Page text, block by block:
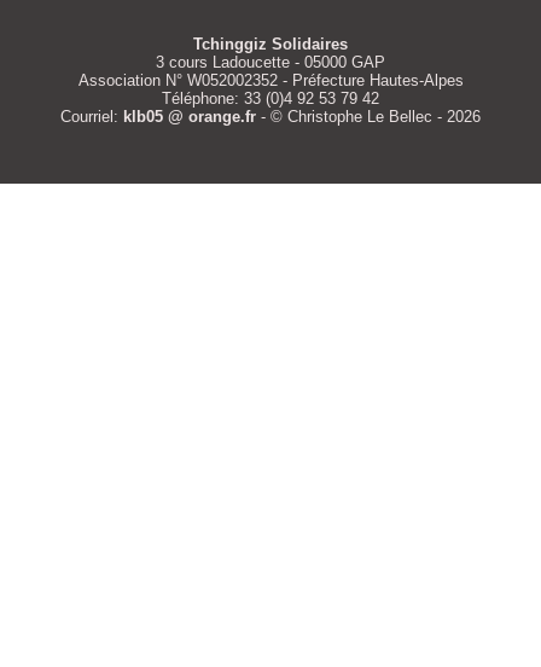
Tchinggiz Solidaires
3 cours Ladoucette - 05000 GAP
Association N° W052002352 - Préfecture Hautes-Alpes
Téléphone: 33 (0)4 92 53 79 42
Courriel: klb05 @ orange.fr - © Christophe Le Bellec - 2026